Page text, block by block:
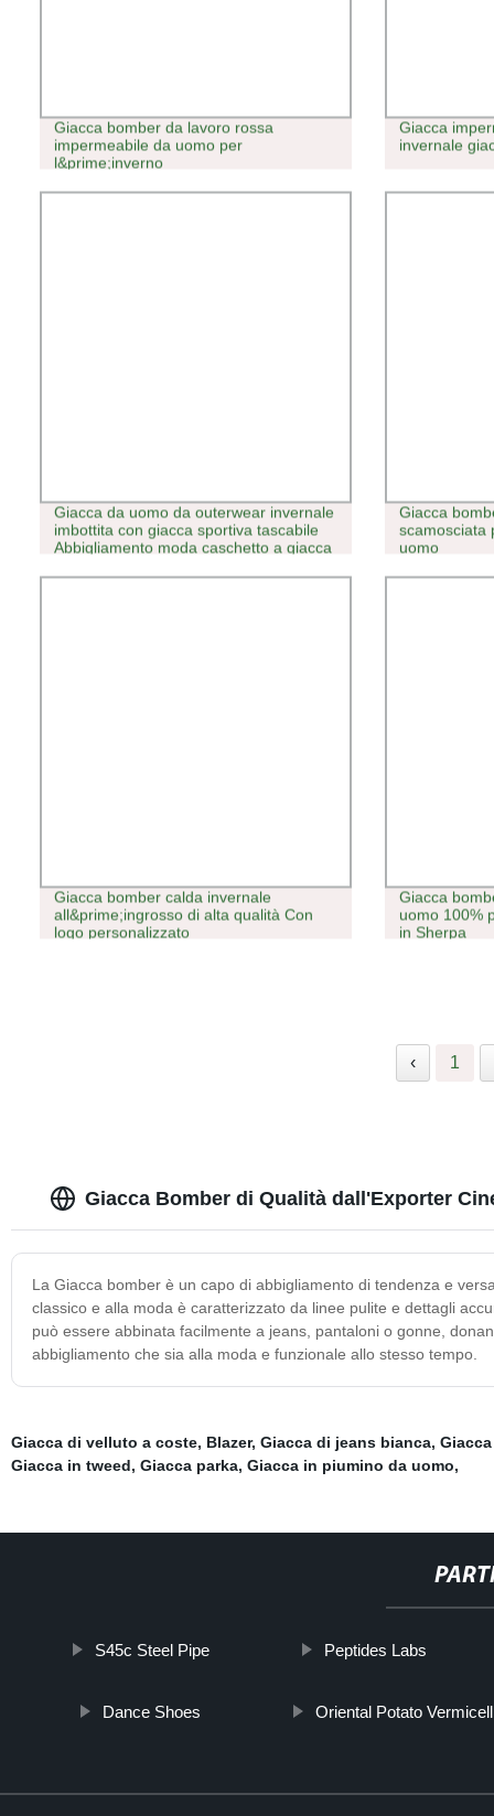
Giacca bomber da lavoro rossa
impermeabile da uomo per
l&prime;inverno
Giacca
invernale
Giacca da uomo da outerwear invernale
imbottita con giacca sportiva tascabile
Abbigliamento moda caschetto a giacca
Giacca
scamosciata
uomo
Giacca bomber calda invernale
all&prime;ingrosso di alta qualità Con
logo personalizzato
Giacca
uomo 100%
in Sherpa
‹ 1
Giacca Bomber di Qualità dall'Exporter
La Giacca bomber è un capo di abbigliamento di tendenza e
classico e alla moda è caratterizzato da linee pulite e dettagli
può essere abbinata facilmente a jeans, pantaloni o gonne,
abbigliamento che sia alla moda e funzionale allo stesso tempo.
Giacca di velluto a coste, Blazer, Giacca di jeans bianca,
Giacca in tweed, Giacca parka, Giacca in piumino da uomo,
S45c Steel Pipe Peptides Labs
Dance Shoes Oriental Potato